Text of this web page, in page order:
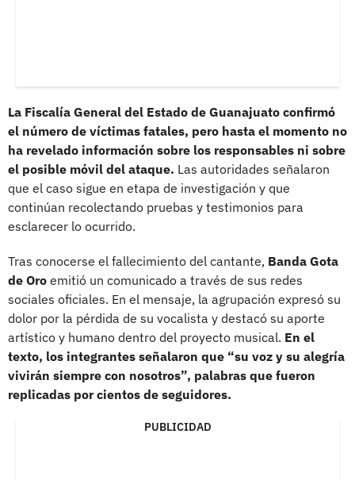
La Fiscalía General del Estado de Guanajuato confirmó
el número de víctimas fatales, pero hasta el momento no
ha revelado información sobre los responsables ni sobre
el posible móvil del ataque. Las autoridades señalaron
que el caso sigue en etapa de investigación y que
continúan recolectando pruebas y testimonios para
esclarecer lo ocurrido.
Tras conocerse el fallecimiento del cantante, Banda Gota
de Oro emitió un comunicado a través de sus redes
sociales oficiales. En el mensaje, la agrupación expresó su
dolor por la pérdida de su vocalista y destacó su aporte
artístico y humano dentro del proyecto musical. En el
texto, los integrantes señalaron que “su voz y su alegría
vivirán siempre con nosotros”, palabras que fueron
replicadas por cientos de seguidores.
PUBLICIDAD